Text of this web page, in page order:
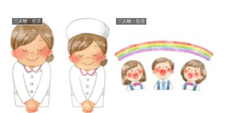
▽人物・生活 ▽人物・生活